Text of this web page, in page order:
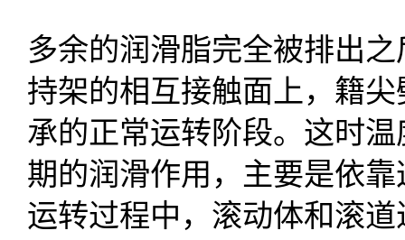
多余的润滑脂完全被排出
持架的相互接触面上，籍
承的正常运转阶段。这时
期的润滑作用，主要是依
运转过程中，滚动体和滚